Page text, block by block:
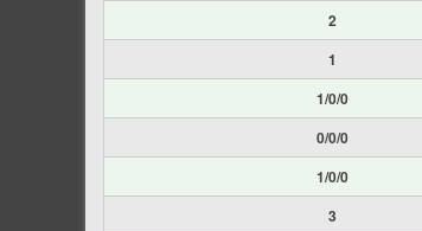
2
1
1/0/0
0/0/0
1/0/0
3